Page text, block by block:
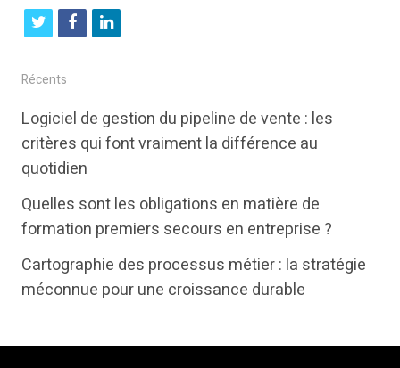
t
i
t
t
e
f
b
o
k
l
e
i
n
Récents
Logiciel de gestion du pipeline de vente : les
critères qui font vraiment la différence au
quotidien
Quelles sont les obligations en matière de
formation premiers secours en entreprise ?
Cartographie des processus métier : la stratégie
méconnue pour une croissance durable